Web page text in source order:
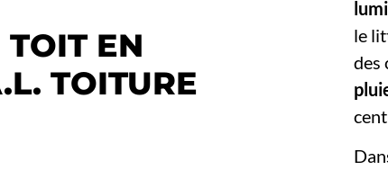
TOIT EN
TOITURE
le
des